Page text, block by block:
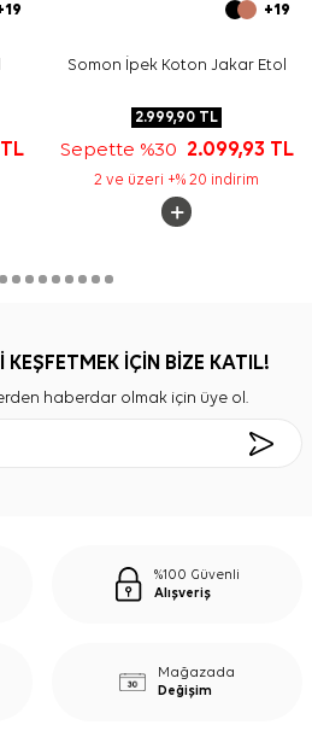
TL
+19
Somon İpek Koton Jakar Etol
2.999,90 TL
Sepette %30 2.099,93 TL
2 ve üzeri +% 20 indirim
KEŞFETMEK İÇİN BİZE KATIL!
haberdar olmak için üye ol.
%100 Güvenli
Alışveriş
Mağazada
Değişim